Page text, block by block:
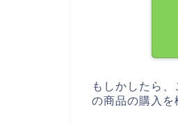
もしかしたら
の商品の購入を